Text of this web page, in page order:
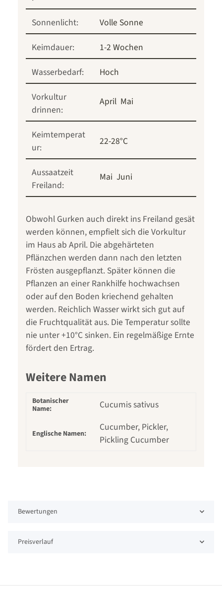
Sonnenlicht:
Volle Sonne
Keimdauer:
1-2 Wochen
Wasserbedarf:
Hoch
Vorkultur
drinnen:
April Mai
Keimtemperat
ur:
22-28°C
Aussaatzeit
Freiland:
Mai Juni
Obwohl Gurken auch direkt ins Freiland gesät
werden können, empfielt sich die Vorkultur
im Haus ab April. Die abgehärteten
Pflänzchen werden dann nach den letzten
Frösten ausgepflanzt. Später können die
Pflanzen an einer Rankhilfe hochwachsen
oder auf den Boden kriechend gehalten
werden. Reichlich Wasser wirkt sich gut auf
die Fruchtqualität aus. Die Temperatur sollte
nie unter +10°C sinken. Ein regelmäßige Ernte
fördert den Ertrag.
Weitere Namen
Botanischer
Name:
Cucumis sativus
Englische Namen:
Cucumber, Pickler,
Pickling Cucumber
Bewertungen
Preisverlauf